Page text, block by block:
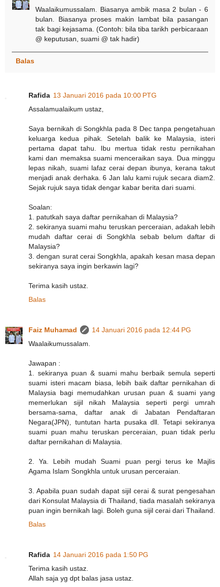
Waalaikumussalam. Biasanya ambik masa 2 bulan - 6
bulan. Biasanya proses makin lambat bila pasangan
tak bagi kejasama. (Contoh: bila tiba tarikh perbicaraan
@ keputusan, suami @ tak hadir)
Balas
Rafida 13 Januari 2016 pada 10:00 PTG
Assalamualaikum ustaz,
Saya bernikah di Songkhla pada 8 Dec tanpa pengetahuan
keluarga kedua pihak. Setelah balik ke Malaysia, isteri
pertama dapat tahu. Ibu mertua tidak restu pernikahan
kami dan memaksa suami menceraikan saya. Dua minggu
lepas nikah, suami lafaz cerai depan ibunya, kerana takut
menjadi anak derhaka. 6 Jan lalu kami rujuk secara diam2.
Sejak rujuk saya tidak dengar kabar berita dari suami.
Soalan:
1. patutkah saya daftar pernikahan di Malaysia?
2. sekiranya suami mahu teruskan perceraian, adakah lebih
mudah daftar cerai di Songkhla sebab belum daftar di
Malaysia?
3. dengan surat cerai Songkhla, apakah kesan masa depan
sekiranya saya ingin berkawin lagi?
Terima kasih ustaz.
Balas
Faiz Muhamad
14 Januari 2016 pada 12:44 PG
Waalaikumussalam.
Jawapan :
1. sekiranya puan & suami mahu berbaik semula seperti
suami isteri macam biasa, lebih baik daftar pernikahan di
Malaysia bagi memudahkan urusan puan & suami yang
memerlukan sijil nikah Malaysia seperti pergi umrah
bersama-sama, daftar anak di Jabatan Pendaftaran
Negara(JPN), tuntutan harta pusaka dll. Tetapi sekiranya
suami puan mahu teruskan perceraian, puan tidak perlu
daftar pernikahan di Malaysia.
2. Ya. Lebih mudah Suami puan pergi terus ke Majlis
Agama Islam Songkhla untuk urusan perceraian.
3. Apabila puan sudah dapat sijil cerai & surat pengesahan
dari Konsulat Malaysia di Thailand, tiada masalah sekiranya
puan ingin bernikah lagi. Boleh guna sijil cerai dari Thailand.
Balas
Rafida 14 Januari 2016 pada 1:50 PG
Terima kasih ustaz.
Allah saja yg dpt balas jasa ustaz.